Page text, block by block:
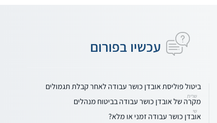
עכשיו בפורום
ביטול פוליסת אובדן כושר עבודה לאחר קבלת תגמולים
שרית
מקרה של אובדן כושר עבודה בביטוח מנהלים
שי
אובדן כושר עבודה זמני או מלא?